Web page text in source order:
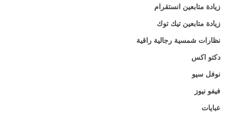
زيادة متابعين انستقرام
زيادة متابعين تيك توك
نظارات شمسية رجالية راقية
دكتو اكس
نوفل سيو
فيفو نيوز
عبايات